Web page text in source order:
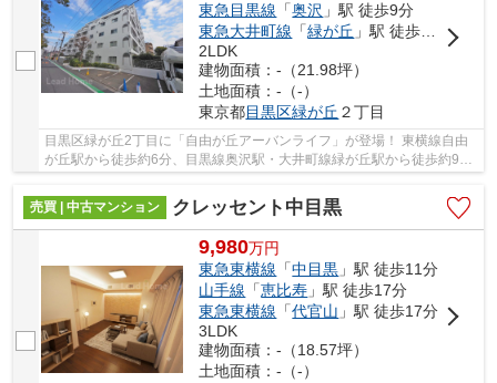
東急目黒線 「奥沢 」駅 徒歩9分
東急大井町線 「緑が丘 」駅 徒歩9分
2LDK
建物面積：-（21.98坪）
土地面積：-（-）
東京都目黒区緑が丘 ２丁目
目黒区緑が丘2丁目に「自由が丘アーバンライフ」が登場！ 東横線自由
が丘駅から徒歩約6分、目黒線奥沢駅・大井町線緑が丘駅から徒歩約9
売買 | 中古マンション
クレッセント中目黒
9,980万円
東急東横線 「中目黒 」駅 徒歩11分
山手線 「恵比寿 」駅 徒歩17分
東急東横線 「代官山 」駅 徒歩17分
3LDK
建物面積：-（18.57坪）
土地面積：-（-）